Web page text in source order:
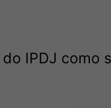
IPDJ como